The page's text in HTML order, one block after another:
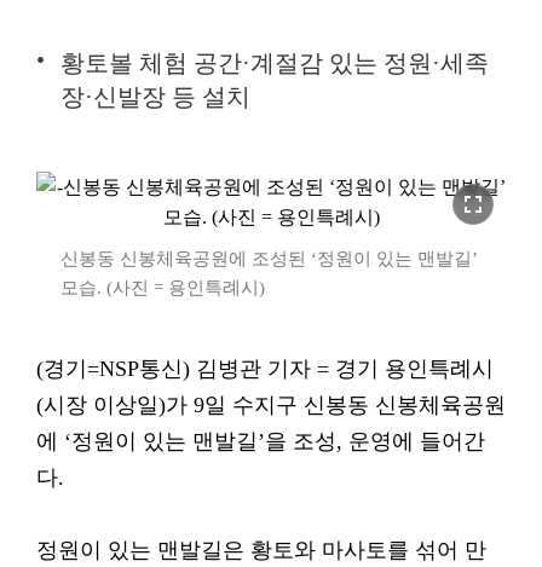
황토볼 체험 공간·계절감 있는 정원·세족
장·신발장 등 설치
fullscreen
신봉동 신봉체육공원에 조성된 ‘정원이 있는 맨발길’
모습. (사진 = 용인특례시)
(경기=NSP통신) 김병관 기자 = 경기 용인특례시
(시장 이상일)가 9일 수지구 신봉동 신봉체육공원
에 ‘정원이 있는 맨발길’을 조성, 운영에 들어간
다.
정원이 있는 맨발길은 황토와 마사토를 섞어 만